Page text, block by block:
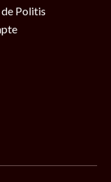
Politis